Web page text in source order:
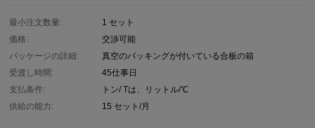
最小注文数量:
1 セット
価格:
交渉可能
パッケージの詳細:
真空のパッキングが付いている合板の箱
受渡し時間:
45仕事日
支払条件:
トン/ Tは、リットル/℃
供給の能力:
15 セット/月